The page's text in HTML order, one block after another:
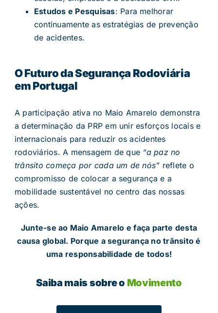
Estudos e Pesquisas: Para melhorar
continuamente as estratégias de prevenção
de acidentes.
O Futuro da Segurança Rodoviária
em Portugal
A participação ativa no Maio Amarelo demonstra
a determinação da PRP em unir esforços locais e
internacionais para reduzir os acidentes
rodoviários. A mensagem de que “a paz no
trânsito começa por cada um de nós” reflete o
compromisso de colocar a segurança e a
mobilidade sustentável no centro das nossas
ações.
Junte-se ao Maio Amarelo e faça parte desta
causa global. Porque a segurança no trânsito é
uma responsabilidade de todos!
Saiba mais sobre o Movimento